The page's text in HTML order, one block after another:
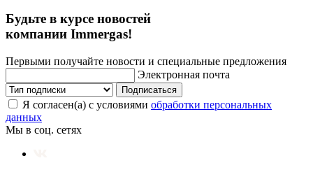
Будьте в курсе новостей
компании Immergas!
Первыми получайте новости и специальные предложения
Электронная почта
Подписаться
Я согласен(а) с условиями обработки персональных
данных
Мы в соц. сетях